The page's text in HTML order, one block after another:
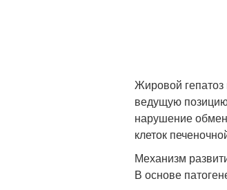
Жировой
ведущую позицию
нарушение
клеток
Механизм
В основе